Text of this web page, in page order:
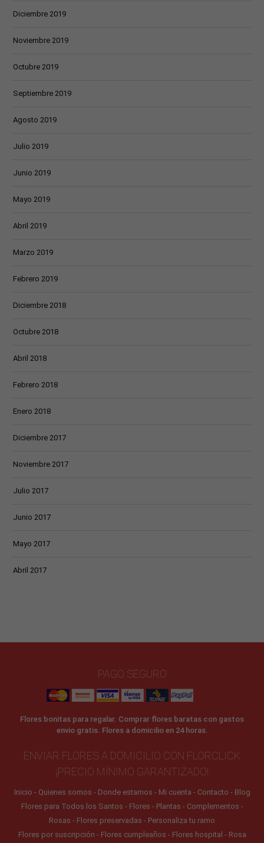
Diciembre 2019
Noviembre 2019
Octubre 2019
Septiembre 2019
Agosto 2019
Julio 2019
Junio 2019
Mayo 2019
Abril 2019
Marzo 2019
Febrero 2019
Diciembre 2018
Octubre 2018
Abril 2018
Febrero 2018
Enero 2018
Diciembre 2017
Noviembre 2017
Julio 2017
Junio 2017
Mayo 2017
Abril 2017
PAGO SEGURO
Flores bonitas para regalar. Comprar flores baratas con gastos
envio gratis. Flores a domicilio en 24 horas.
ENVIAR FLORES A DOMICILIO CON FLORCLICK
¡PRECIO MÍNIMO GARANTIZADO!
Inicio Quienes somos Donde estamos Mi cuenta Contacto
Blog
Flores para Todos los Santos
Flores Plantas
Complementos
Rosas
Flores preservadas
Personaliza tu ramo
Flores por suscripción
Flores cumpleaños Flores hospital Rosa